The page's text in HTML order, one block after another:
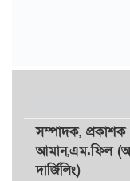
সম্পাদক, প্রকাশক
আমান,এম.ফিল
দার্জিলিং)